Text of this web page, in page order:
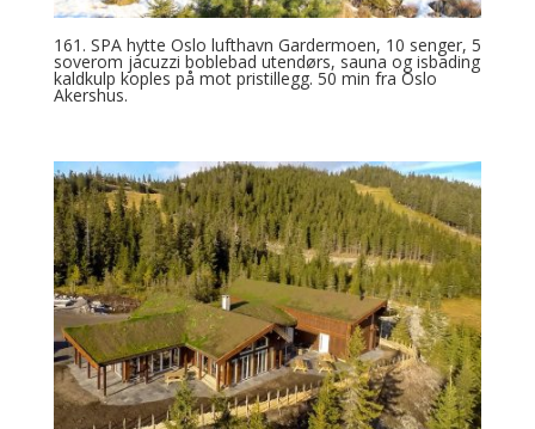
161. SPA hytte Oslo lufthavn Gardermoen, 10 senger, 5
soverom jacuzzi boblebad utendørs, sauna og isbading
kaldkulp koples på mot pristillegg. 50 min fra Oslo
Akershus.